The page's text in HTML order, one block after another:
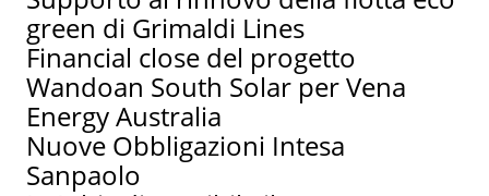
green di Grimaldi Lines
Financial close del progetto
Wandoan South Solar per Vena
Energy Australia
Nuove Obbligazioni Intesa
Sanpaolo